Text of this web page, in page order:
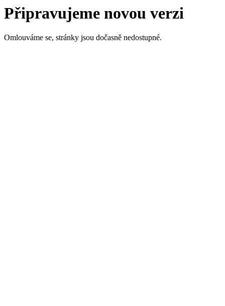
Připravujeme novou verzi
Omlouváme se, stránky jsou dočasně nedostupné.